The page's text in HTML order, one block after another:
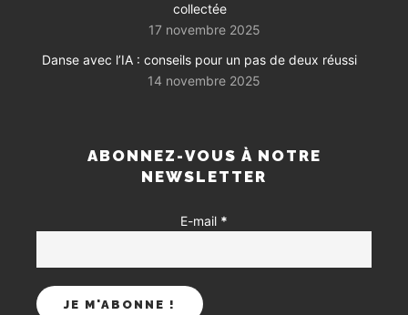
collectée
17 novembre 2025
Danse avec l’IA : conseils pour un pas de deux réussi
14 novembre 2025
ABONNEZ-VOUS À NOTRE
NEWSLETTER
E-mail *